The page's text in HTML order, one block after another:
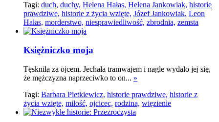
Tagi: duch, duchy, Helena Hałas, Helena Jankowiak, historie
prawdziwe, historie z życia wzięte, Józef Jankowiak, Leon
Hałas, morderstwo, niesprawiedliwość, zbrodnia, zemsta
Księżniczko moja
Tęskniła za ojcem. Jechała tramwajem i nagle wydało jej się,
że mężczyzna naprzeciwko to on... »
Tagi: Barbara Pietkiewicz, historie prawdziwe, historie z
życia wzięte, miłość, ojcicec, rodzina, więzienie